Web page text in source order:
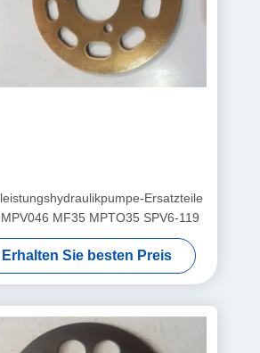
Ersatzteile
MF35 MPTO35 SPV6-119
Erhalten Sie besten Preis